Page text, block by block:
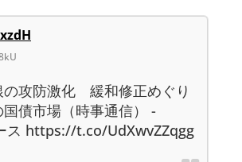
の攻防激化 緩和修正めぐり
債市場（時事通信） -
ス https://t.co/UdXwvZZqgg